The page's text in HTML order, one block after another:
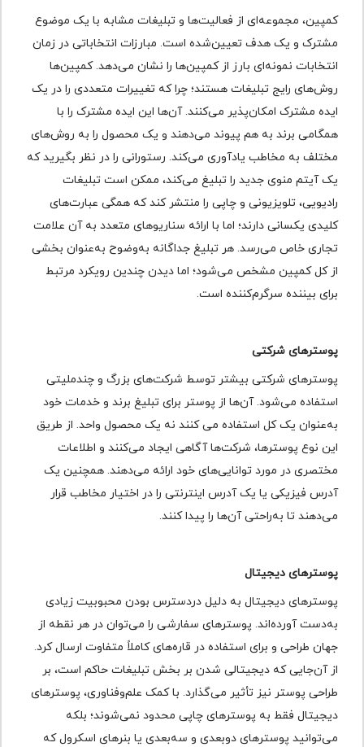
کمپین، مجموعه‌ای از فعالیت‌ها و تبلیغات مشابه با یک موضوع
مشترک و یک هدف تعیین‌شده است. مبارزات انتخاباتی در زمان
انتخابات نمونه‌ای بارز از کمپین‌ها را نشان می‌دهد. کمپین‌ها
روش‌های رایج تبلیغات هستند؛ چرا که تغییرات متعددی را در یک
ایده مشترک امکان‌پذیر می‌کنند. آن‌ها این ایده مشترک را با
همگامی برند به هم پیوند می‌دهند و یک محصول را به روش‌های
مختلف به مخاطب یادآوری می‌کند. رستورانی را در نظر بگیرید که
یک آیتم منوی جدید را تبلیغ می‌کند، ممکن است تبلیغات
رادیویی، تلویزیونی و چاپی را منتشر کند که همگی عبارت‌های
کلیدی یکسانی دارند؛ اما با ارائه سناریوهای متعدد به آن علامت
تجاری خاص می‌رسد. هر تبلیغ جداگانه به‌وضوح به‌عنوان بخشی
از کل کمپین مشخص می‌شود؛ اما دیدن چندین رویکرد مرتبط
برای بیننده سرگرم‌کننده است.
پوسترهای شرکتی
پوسترهای شرکتی بیشتر توسط شرکت‌های بزرگ و چندملیتی
استفاده می‌شود. آن‌ها از پوستر برای تبلیغ برند و خدمات خود
به‌عنوان یک کل استفاده می کنند نه یک محصول واحد. از طریق
این نوع پوسترها، شرکت‌ها آگاهی ایجاد می‌کنند و اطلاعات
مختصری در مورد توانایی‌های خود ارائه می‌دهند. همچنین یک
آدرس فیزیکی یا یک آدرس اینترنتی را در اختیار مخاطب قرار
می‌دهند تا به‌راحتی آن‌ها را پیدا کنند.
پوسترهای دیجیتال
پوسترهای دیجیتال به دلیل دردسترس بودن محبوبیت زیادی
به‌دست آورده‌اند. پوسترهای سفارشی را می‌توان در هر نقطه از
جهان طراحی و برای استفاده در قاره‌های کاملاً متفاوت ارسال کرد.
از آن‌جایی که دیجیتالی شدن بر بخش تبلیغات حاکم است، بر
طراحی پوستر نیز تأثیر می‌گذارد. با کمک علم‌وفناوری، پوسترهای
دیجیتال فقط به پوسترهای چاپی محدود نمی‌شوند؛ بلکه
می‌توانید پوسترهای دوبعدی و سه‌بعدی یا بنرهای اسکرول که